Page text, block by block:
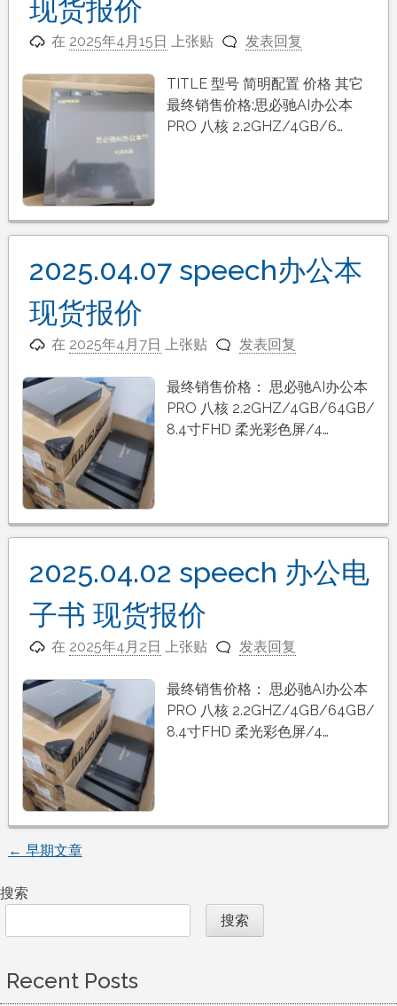
现货报价
在 2025年4月15日 上张贴 发表回复
TITLE 型号 简明配置 价格 其它
最终销售价格: 思必驰AI办公本
PRO 八核 2.2GHZ/4GB/6…
2025.04.07 speech办公本
现货报价
在 2025年4月7日 上张贴 发表回复
最终销售价格： 思必驰AI办公本
PRO 八核 2.2GHZ/4GB/64GB/
8.4寸FHD 柔光彩色屏/4…
2025.04.02 speech 办公电
子书 现货报价
在 2025年4月2日 上张贴 发表回复
最终销售价格： 思必驰AI办公本
PRO 八核 2.2GHZ/4GB/64GB/
8.4寸FHD 柔光彩色屏/4…
文
章
导
航
← 早期文章
搜索
搜索
Recent Posts